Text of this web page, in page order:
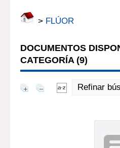
> FLÚOR
DOCUMENTOS
CATEGORÍA (9)
Refinar